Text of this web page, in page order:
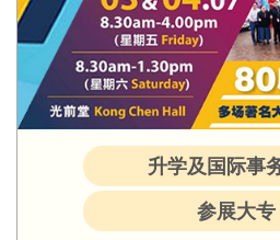
升学及国际事
参展大专